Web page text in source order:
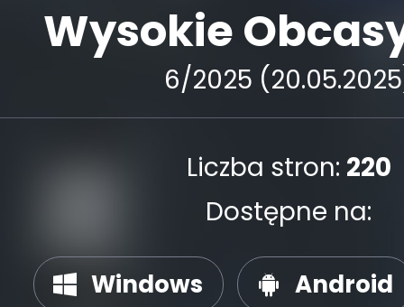
Wysokie
6/2025
Liczba stron: 220
Dostępne na:
Windows Android